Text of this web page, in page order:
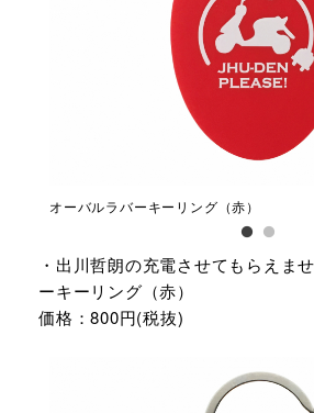
オーバルラバーキーリング（赤）
・出川哲朗の充電させてもらえま
ーキーリング（赤）
価格：800円(税抜)